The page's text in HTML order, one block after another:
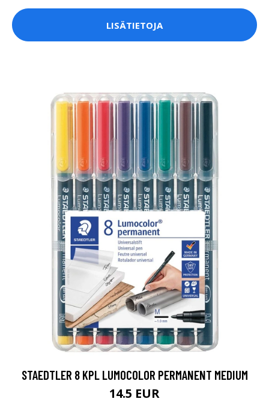
LISÄTIETOJA
STAEDTLER 8 KPL LUMOCOLOR PERMANENT MEDIUM
14.5 EUR